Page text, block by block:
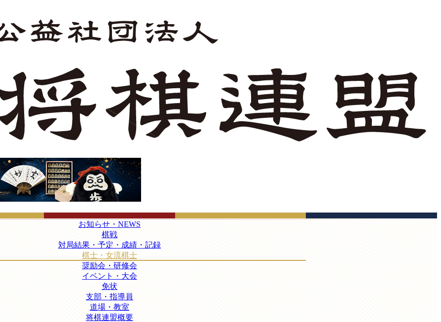
お知らせ・NEWS
棋戦
対局結果・予定・成績・記録
棋士・女流棋士
奨励会・研修会
イベント・大会
免状
支部・指導員
道場・教室
将棋連盟概要